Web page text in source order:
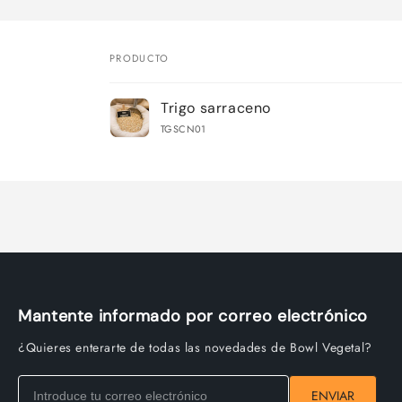
Tu
carrito
PRODUCTO
Trigo sarraceno
TGSCN01
Mantente informado por correo electrónico
¿Quieres enterarte de todas las novedades de Bowl Vegetal?
ENVIAR